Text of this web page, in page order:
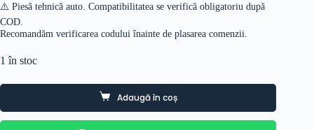
⚠️ Piesă tehnică auto. Compatibilitatea se verifică obligatoriu după
COD.
Recomandăm verificarea codului înainte de plasarea comenzii.
1 în stoc
Adaugă în coș